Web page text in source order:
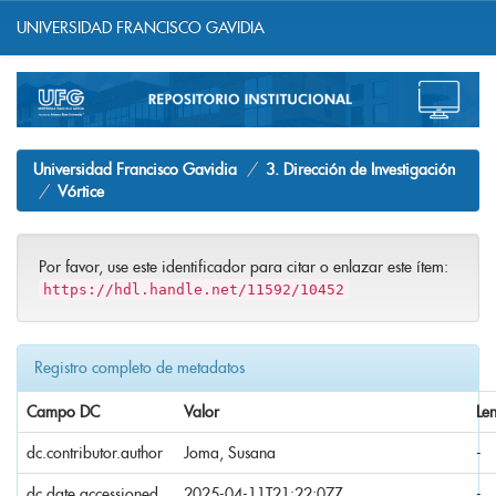
navigation
UNIVERSIDAD FRANCISCO GAVIDIA
Universidad Francisco Gavidia
3. Dirección de Investigación
Vórtice
Por favor, use este identificador para citar o enlazar este ítem:
https://hdl.handle.net/11592/10452
Registro completo de metadatos
Campo DC Valor
dc.contributor.author Joma, Susana -